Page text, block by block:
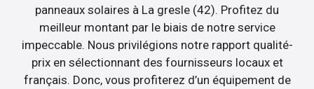
panneaux solaires à La gresle (42). Profitez du
meilleur montant par le biais de notre service
impeccable. Nous privilégions notre rapport qualité-
prix en sélectionnant des fournisseurs locaux et
français. Donc, vous profiterez d’un équipement de